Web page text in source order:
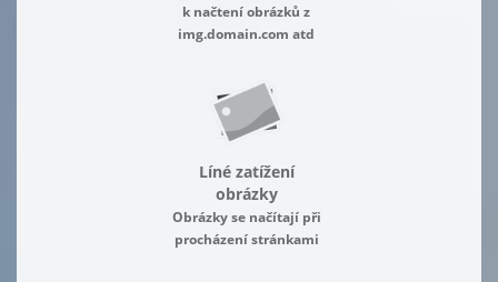
k načtení obrázků z
img.domain.com atd
Líné zatížení
obrázky
Obrázky se načítají při
procházení stránkami